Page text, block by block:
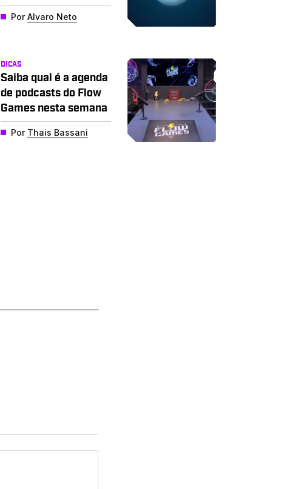
PorAlvaro Neto
DICAS
Saiba qual é a agenda
de podcasts do Flow
Games nesta semana
Por Thais Bassani